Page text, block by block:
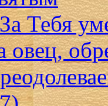
Тебя
овец,